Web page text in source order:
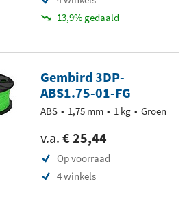
13,9% gedaald
Gembird 3DP-
ABS1.75-01-FG
ABS 1,75 mm 1 kg Groen
v.a. € 25,44
Op voorraad
4 winkels